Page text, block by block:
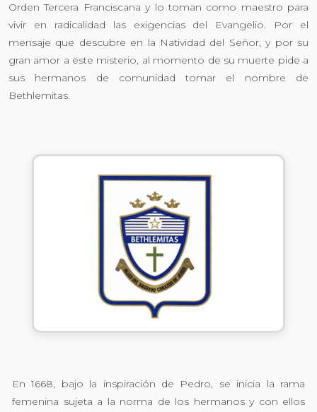
Orden Tercera Franciscana y lo toman como maestro para
vivir en radicalidad las exigencias del Evangelio. Por el
mensaje que descubre en la Natividad del Señor, y por su
gran amor a este misterio, al momento de su muerte pide a
sus hermanos de comunidad tomar el nombre de
Bethlemitas.
En 1668, bajo la inspiración de Pedro, se inicia la rama
femenina sujeta a la norma de los hermanos y con ellos